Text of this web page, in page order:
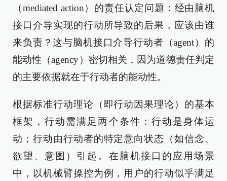
（mediated action）的责任认定问题：经由脑机
接口介导实现的行动所导致的后果，应该由谁
来负责？这与脑机接口介导行动者（agent）的
能动性（agency）密切相关，因为道德责任判定
的主要依据就在于行动者的能动性。
根据标准行动理论（即行动因果理论）的基本
框架，行动需满足两个条件：行动是身体运
动；行动由行动者的特定意向状态（如信念、
欲望、意图）引起。在脑机接口的应用场景
中，以机械臂操控为例，用户的行动似乎满足